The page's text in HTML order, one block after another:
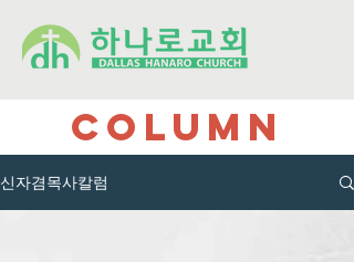
COLUMN
신자겸목사칼럼